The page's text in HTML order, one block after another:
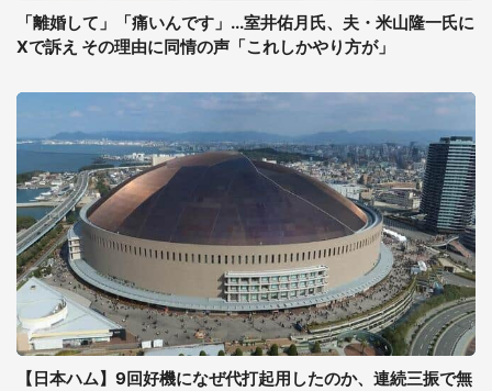
「離婚して」「痛いんです」...室井佑月氏、夫・米山隆一氏に
Xで訴え その理由に同情の声「これしかやり方が」
【日本ハム】9回好機になぜ代打起用したのか、連続三振で無